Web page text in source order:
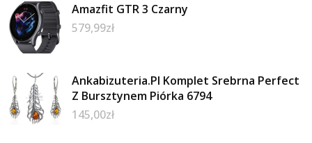
Amazfit GTR 3 Czarny
579,99zł
Ankabizuteria.Pl Komplet Srebrna Perfect
Z Bursztynem Piórka 6794
145,00zł